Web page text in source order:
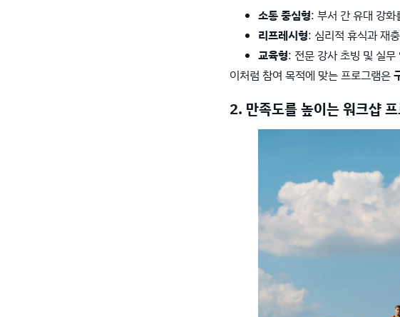
소통 중심형: 부서 간 유대 강화
리프레시형: 심리적 휴식과 재
교육형: 전문 강사 초빙 및 실무
이처럼 참여 목적에 맞는 프로그램은
2. 만족도를 높이는 워크샵